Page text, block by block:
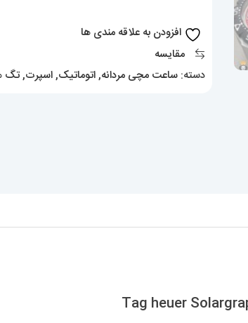
استیل
صفحه
افزودن به علاقه مندی ها
مقایسه
دسته: ساعت مچی مردانه,اتوماتیک,اسپرت,تگ